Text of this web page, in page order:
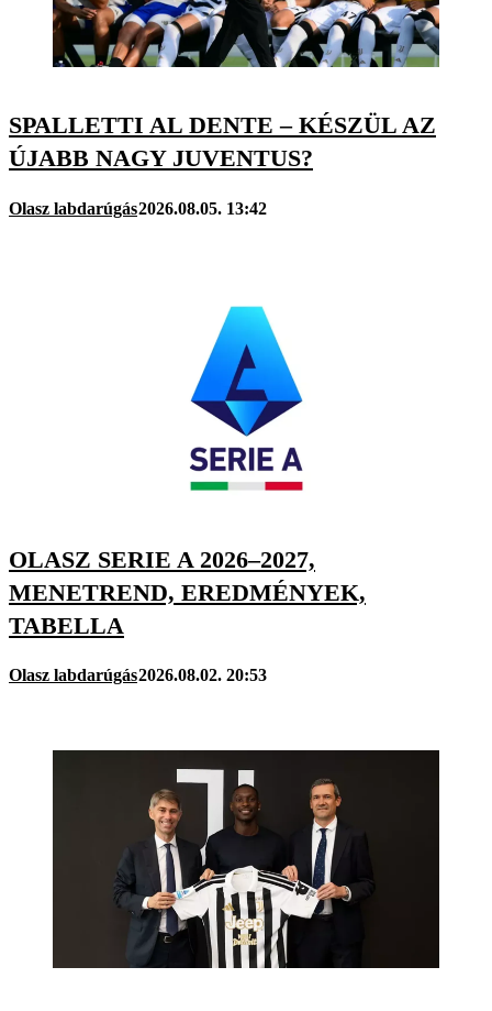
SPALLETTI AL DENTE – KÉSZÜL AZ
ÚJABB NAGY JUVENTUS?
Olasz labdarúgás2026.08.05. 13:42
OLASZ SERIE A 2026–2027,
MENETREND, EREDMÉNYEK,
TABELLA
Olasz labdarúgás2026.08.02. 20:53